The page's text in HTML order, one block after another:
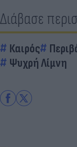
Διάβασε
Καιρός
Ψυχρή Λίμνη